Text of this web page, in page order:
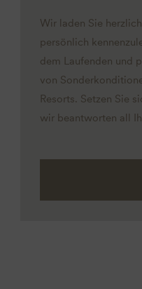
Wir laden Sie
persönlich
dem Laufenden und
von
Resorts. Setzen Sie
wir beantworten all